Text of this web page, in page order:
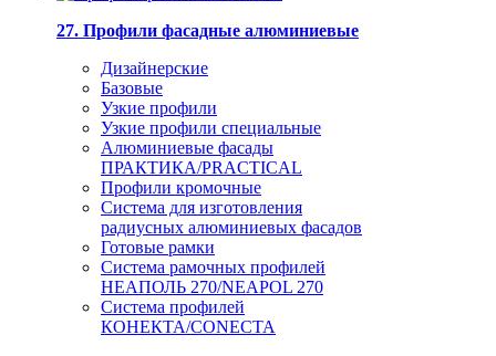
27. Профили фасадные алюминиевые
Дизайнерские
Базовые
Узкие профили
Узкие профили специальные
Алюминиевые фасады
ПРАКТИКА/PRACTICAL
Профили кромочные
Система для изготовления
радиусных алюминиевых фасадов
Готовые рамки
Система рамочных профилей
НЕАПОЛЬ 270/NEAPOL 270
Система профилей
КОНЕКТА/CONECTA